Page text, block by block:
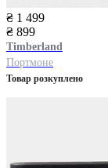
₴ 1 499
₴ 899
Timberland
Портмоне
Товар розкуплено